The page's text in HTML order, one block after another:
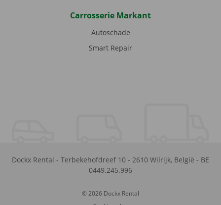
Carrosserie Markant
Autoschade
Smart Repair
Dockx Rental - Terbekehofdreef 10 - 2610 Wilrijk, België - BE
0449.245.996
© 2026 Dockx Rental